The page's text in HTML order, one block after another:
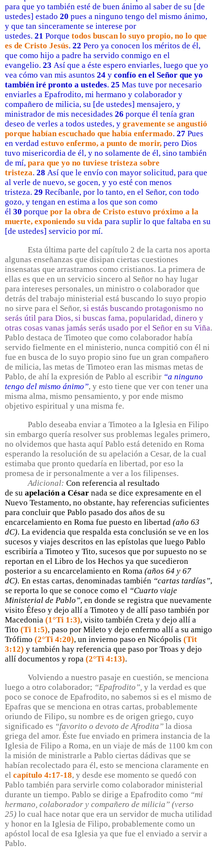
para que yo también esté de buen ánimo al saber de su [de
ustedes] estado 20 pues a ninguno tengo del mismo ánimo,
y que tan sinceramente se interese por
ustedes. 21 Porque todos buscan lo suyo propio, no lo que
es de Cristo Jesús. 22 Pero ya conocen los méritos de él,
que como hijo a padre ha servido conmigo en el
evangelio. 23 Así que a éste espero enviarles, luego que yo
vea cómo van mis asuntos 24 y confío en el Señor que yo
también iré pronto a ustedes. 25 Mas tuve por necesario
enviarles a Epafrodito, mi hermano y colaborador y
compañero de milicia, su [de ustedes] mensajero, y
ministrador de mis necesidades 26 porque él tenía gran
deseo de verles a todos ustedes, y gravemente se angustió
porque habían escuchado que había enfermado. 27 Pues
en verdad estuvo enfermo, a punto de morir, pero Dios
tuvo misericordia de él, y no solamente de él, sino también
de mí, para que yo no tuviese tristeza sobre
tristeza. 28 Así que le envío con mayor solicitud, para que
al verle de nuevo, se gocen, y yo esté con menos
tristeza. 29 Recíbanle, por lo tanto, en el Señor, con todo
gozo, y tengan en estima a los que son como
él 30 porque por la obra de Cristo estuvo próximo a la
muerte, exponiendo su vida para suplir lo que faltaba en su
[de ustedes] servicio por mí.
Esta última parte del capítulo 2 de la carta nos aporta
algunas enseñanzas que disipan ciertas cuestiones
insensatas que arrastramos como cristianos. La primera de
ellas es que en un servicio sincero al Señor no hay lugar
para intereses personales, un ministro o colaborador que
detrás del trabajo ministerial está buscando lo suyo propio
no sirve para el Señor, si estás buscando protagonismo no
serás útil para Dios, si buscas fama, popularidad, dinero y
otras cosas vanas jamás serás usado por el Señor en su Viña.
Pablo destaca de Timoteo que como colaborador había
servido fielmente en el ministerio, nunca compitió con él ni
fue en busca de lo suyo propio sino fue un gran compañero
de milicia, las metas de Timoteo eran las mismas metas de
Pablo, de ahí la expresión de Pablo al escribir “a ninguno
tengo del mismo ánimo”, y esto tiene que ver con tener una
misma alma, mismo pensamiento, y por ende mismo
objetivo espiritual y una misma fe.
Pablo deseaba enviar a Timoteo a la Iglesia en Filipo
sin embargo quería resolver sus problemas legales primero,
no olvidemos que hasta aquí Pablo está detenido en Roma
esperando la resolución de su apelación a Cesar, de la cual
estimaba que pronto quedaría en libertad, por eso la
promesa de ir personalmente a ver a los filipenses.
Adicional: Con referencia al resultado
de su apelación a César nada se dice expresamente en el
Nuevo Testamento, no obstante, hay referencias suficientes
para concluir que Pablo pasado dos años de su
encarcelamiento en Roma fue puesto en libertad (año 63
dC). La evidencia que respalda esta conclusión se ve en los
sucesos y viajes descritos en las epístolas que luego Pablo
escribiría a Timoteo y Tito, sucesos que por supuesto no se
reportan en el Libro de los Hechos ya que sucedieron
posterior a su encarcelamiento en Roma (años 64 y 67
dC). En estas cartas, denominadas también “cartas tardías”,
se reporta lo que se conoce como el “Cuarto viaje
Ministerial de Pablo”, en donde se registra que nuevamente
visito Éfeso y dejo allí a Timoteo y de allí paso también por
Macedonia (1°Ti 1:3), visito también Creta y dejo allí a
Tito (Ti 1:5), paso por Mileto y dejo enfermo allí a su amigo
Trófimo (2°Ti 4:20), un invierno paso en Nicópolis (Tit
3:12) y también hay referencia que paso por Troas y dejo
allí documentos y ropa (2°Ti 4:13).
Volviendo a nuestro pasaje en cuestión, se menciona
luego a otro colaborador; “Epafrodito”, y la verdad es que
poco se conoce de Epafrodito, no sabemos si es el mismo de
Epafras que se menciona en otras cartas, probablemente
oriundo de Filipo, su nombre es de origen griego, cuyo
significado es “favorito o devoto de Afrodita” la diosa
griega del amor. Éste fue enviado en primera instancia de la
Iglesia de Filipo a Roma, en un viaje de más de 1100 km con
la misión de ministrarle a Pablo ciertas dádivas que se
habían recolectado para él, esto se menciona claramente en
el capítulo 4:17-18, y desde ese momento se quedó con
Pablo también para servirle como colaborador ministerial
durante un tiempo. Pablo se dirige a Epafrodito como “mi
hermano, colaborador y compañero de milicia” (verso
25) lo cual hace notar que era un servidor de mucha utilidad
y honor en la Iglesia de Filipo, probablemente como un
apóstol local de esa Iglesia ya que fue el enviado a servir a
Pablo.